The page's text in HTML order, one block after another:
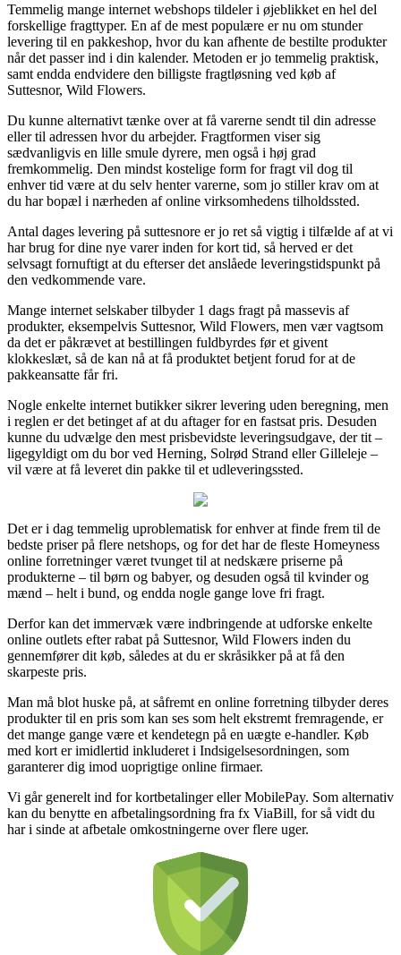
Temmelig mange internet webshops tildeler i øjeblikket en hel del
forskellige fragttyper. En af de mest populære er nu om stunder
levering til en pakkeshop, hvor du kan afhente de bestilte produkter
når det passer ind i din kalender. Metoden er jo temmelig praktisk,
samt endda endvidere den billigste fragtløsning ved køb af
Suttesnor, Wild Flowers.
Du kunne alternativt tænke over at få varerne sendt til din adresse
eller til adressen hvor du arbejder. Fragtformen viser sig
sædvanligvis en lille smule dyrere, men også i høj grad
fremkommelig. Den mindst kostelige form for fragt vil dog til
enhver tid være at du selv henter varerne, som jo stiller krav om at
du har bopæl i nærheden af online virksomhedens tilholdssted.
Antal dages levering på suttesnore er jo ret så vigtig i tilfælde af at vi
har brug for dine nye varer inden for kort tid, så herved er det
selvsagt fornuftigt at du efterser det anslåede leveringstidspunkt på
den vedkommende vare.
Mange internet selskaber tilbyder 1 dags fragt på massevis af
produkter, eksempelvis Suttesnor, Wild Flowers, men vær vagtsom
da det er påkrævet at bestillingen fuldbyrdes før et givent
klokkeslæt, så de kan nå at få produktet betjent forud for at de
pakkeansatte får fri.
Nogle enkelte internet butikker sikrer levering uden beregning, men
i reglen er det betinget af at du aftager for en fastsat pris. Desuden
kunne du udvælge den mest prisbevidste leveringsudgave, der tit –
ligegyldigt om du bor ved Herning, Solrød Strand eller Gilleleje –
vil være at få leveret din pakke til et udleveringssted.
Det er i dag temmelig uproblematisk for enhver at finde frem til de
bedste priser på flere netshops, og for det har de fleste Homeyness
online forretninger været tvunget til at nedskære priserne på
produkterne – til børn og babyer, og desuden også til kvinder og
mænd – helt i bund, og endda nogle gange love fri fragt.
Derfor kan det immervæk være indbringende at udforske enkelte
online outlets efter rabat på Suttesnor, Wild Flowers inden du
gennemfører dit køb, således at du er skråsikker på at få den
skarpeste pris.
Man må blot huske på, at såfremt en online forretning tilbyder deres
produkter til en pris som kan ses som helt ekstremt fremragende, er
det mange gange være et kendetegn på en uægte e-handler. Køb
med kort er imidlertid inkluderet i Indsigelsesordningen, som
garanterer dig imod uoprigtige online firmaer.
Vi går generelt ind for kortbetalinger eller MobilePay. Som alternativ
kan du benytte en afbetalingsordning fra fx ViaBill, for så vidt du
har i sinde at afbetale omkostningerne over flere uger.